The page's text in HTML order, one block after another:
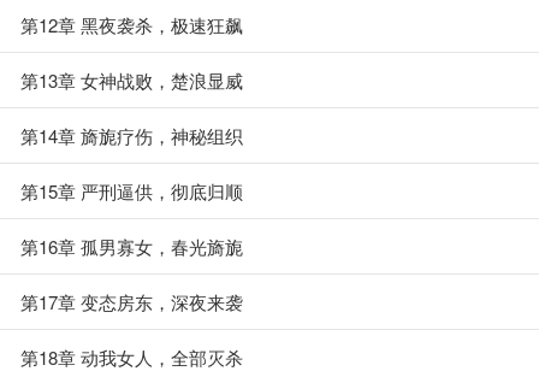
第12章 黑夜袭杀，极速狂飙
第13章 女神战败，楚浪显威
第14章 旖旎疗伤，神秘组织
第15章 严刑逼供，彻底归顺
第16章 孤男寡女，春光旖旎
第17章 变态房东，深夜来袭
第18章 动我女人，全部灭杀